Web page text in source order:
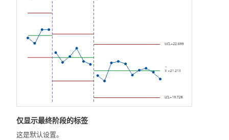
仅显示最终阶段的标签
这是默认设置。